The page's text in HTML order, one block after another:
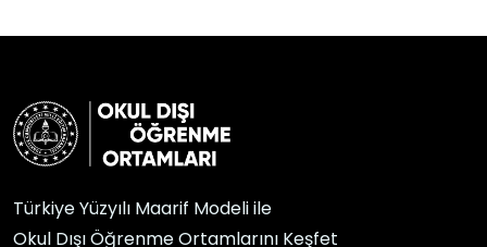
Türkiye Yüzyılı Maarif Modeli ile
Okul Dışı Öğrenme Ortamlarını Keşfet